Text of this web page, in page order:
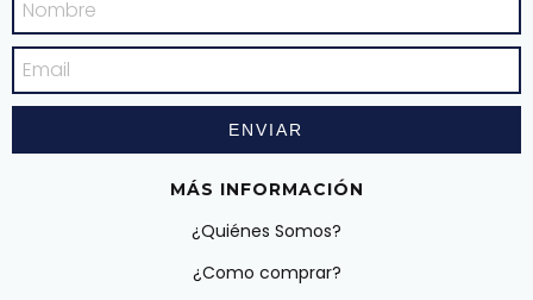
MÁS INFORMACIÓN
¿Quiénes Somos?
¿Como comprar?